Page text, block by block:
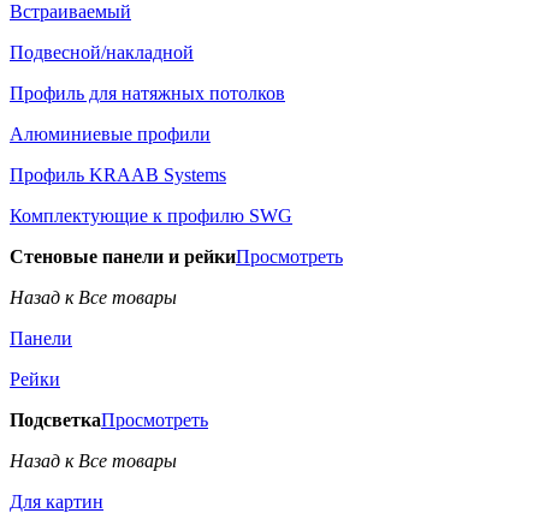
Встраиваемый
Подвесной/накладной
Профиль для натяжных потолков
Алюминиевые профили
Профиль KRAAB Systems
Комплектующие к профилю SWG
Стеновые панели и рейкиПросмотреть
Назад к Все товары
Панели
Рейки
ПодсветкаПросмотреть
Назад к Все товары
Для картин